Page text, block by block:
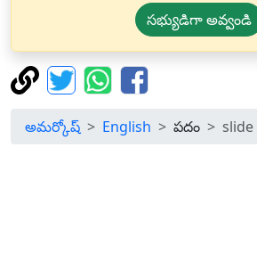
సభ్యుడిగా అవ్వండి
అమర్కోష్ English పదం